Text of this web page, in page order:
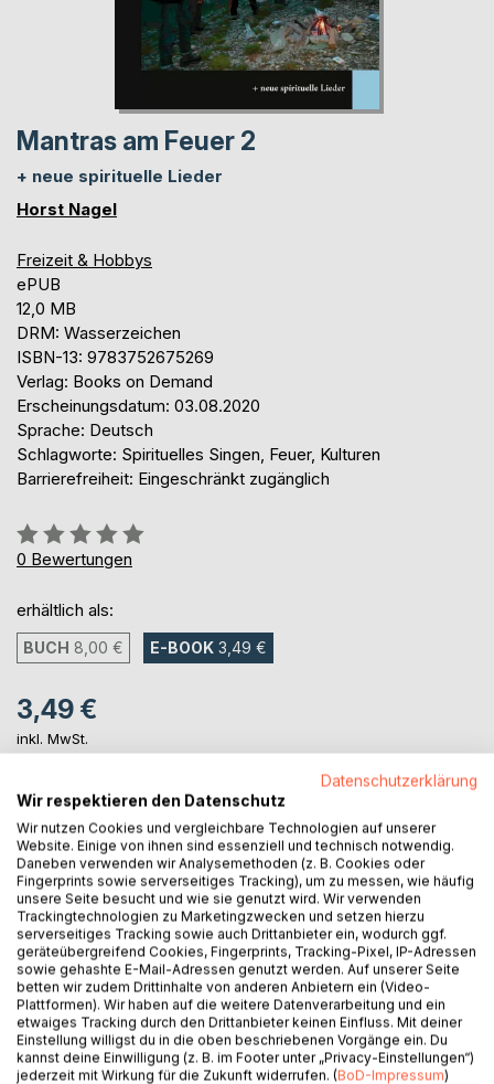
Mantras am Feuer 2
+ neue spirituelle Lieder
Horst Nagel
Freizeit & Hobbys
ePUB
12,0 MB
DRM: Wasserzeichen
ISBN-13: 9783752675269
Verlag: Books on Demand
Erscheinungsdatum: 03.08.2020
Sprache: Deutsch
Schlagworte: Spirituelles Singen, Feuer, Kulturen
Barrierefreiheit: Eingeschränkt zugänglich
Bewertung::
0%
0 Bewertungen
erhältlich als:
BUCH 8,00 € E-BOOK 3,49 €
3,49 €
inkl. MwSt.
sofort verfügbar als Download
IN DEN WARENKORB
Auf die Merkliste
Titel bewerten
Datenschutzerklärung
Wir respektieren den Datenschutz
Wir nutzen Cookies und vergleichbare Technologien auf unserer
Website. Einige von ihnen sind essenziell und technisch notwendig.
Daneben verwenden wir Analysemethoden (z. B. Cookies oder
Fingerprints sowie serverseitiges Tracking), um zu messen, wie häufig
unsere Seite besucht und wie sie genutzt wird. Wir verwenden
Trackingtechnologien zu Marketingzwecken und setzen hierzu
serverseitiges Tracking sowie auch Drittanbieter ein, wodurch ggf.
geräteübergreifend Cookies, Fingerprints, Tracking-Pixel, IP-Adressen
sowie gehashte E-Mail-Adressen genutzt werden. Auf unserer Seite
betten wir zudem Drittinhalte von anderen Anbietern ein (Video-
Plattformen). Wir haben auf die weitere Datenverarbeitung und ein
etwaiges Tracking durch den Drittanbieter keinen Einfluss. Mit deiner
Einstellung willigst du in die oben beschriebenen Vorgänge ein. Du
kannst deine Einwilligung (z. B. im Footer unter „Privacy-Einstellungen“)
jederzeit mit Wirkung für die Zukunft widerrufen. (BoD-Impressum)